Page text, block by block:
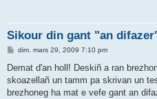
Sikour din gant "an
M
s
a
g
dim. mars 29, 2009 7:10 pm
Demat d'an holl! Deskiñ a ran
skoazellañ un tamm pa skrivan un
brezhoneg ha mat e vefe gant an